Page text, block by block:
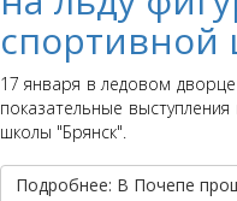
17 января в ледовом
показательные
школы "Брянск".
Подробнее: В Почепе